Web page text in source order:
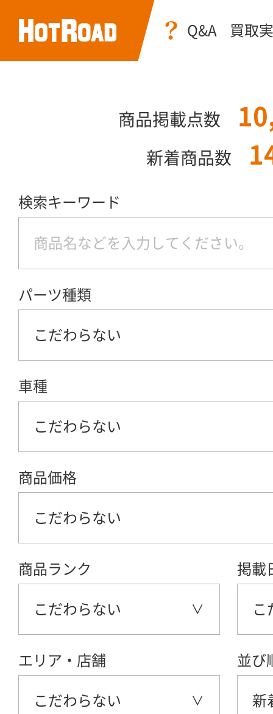
Q&A 買取
商品掲載点数
新着商品数
検索キーワード
パーツ種類
こだわらない
車種
こだわらない
商品価格
こだわらない
商品ランク
こだわらない
掲載
こ
エリア・店舗
こだわらない
並び
新